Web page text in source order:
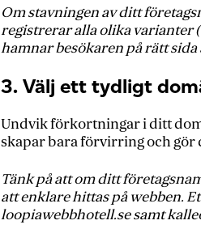
Om stavningen av ditt
registrerar alla olika varianter
hamnar besökaren på rätt
3. Välj ett tydligt
Undvik förkortningar i ditt
skapar bara förvirring och gör
Tänk på att om ditt
att enklare hittas på webben.
loopiawebbhotell.se samt